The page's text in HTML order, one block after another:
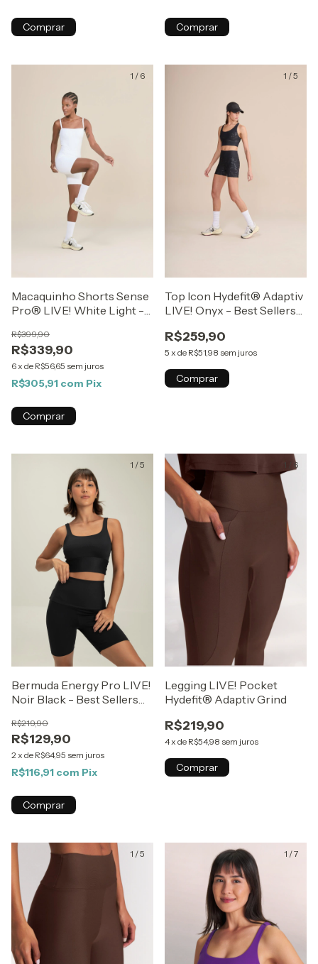
Comprar Comprar
1 / 6
Macaquinho Shorts Sense
Pro® LIVE! White Light -
R$339,90
R$399,90
6x de R$56,65 sem juros
R$305,91 com Pix
Comprar
1 /5
Top Icon Hydefit® Adaptiv
LIVE! Onyx - Best Sellers
R$259,90
5 x de R$51,98 sem juros
Comprar
1 /5
Bermuda Energy Pro LIVE!
Noir Black - Best Sellers
R$129,90
R$219,90
2 x de R$64,95 sem juros
R$116,91 com Pix
Comprar
6
Legging LIVE! Pocket
Hydefit® Adaptiv Grind
R$219,90
4x de R$54,98 sem juros
Comprar
1 /5 1 /7